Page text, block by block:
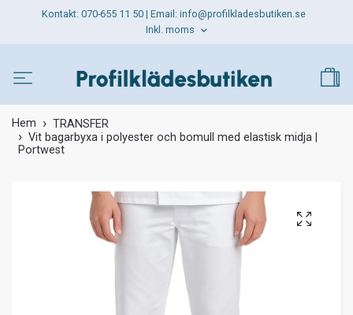
Kontakt: 070-655 11 50 | Email: info@profilkladesbutiken.se
Inkl. moms
Hem
TRANSFER
Vit bagarbyxa i polyester och bomull med elastisk midja |
Portwest